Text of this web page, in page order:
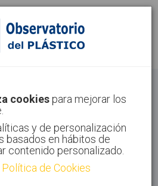
Sign in Sign up
cookies para mejorar los
y de personalización
basados en hábitos de
contenido personalizado.
Política de Cookies